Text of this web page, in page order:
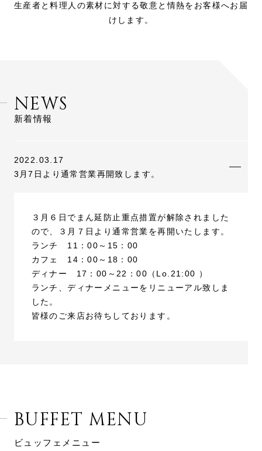
生産者と料理人の素材に対する敬意と情熱をお客様へお届
けします。
NEWS
新着情報
2022.03.17
3月7日より通常営業再開致します。
３月６日でまん延防止重点措置が解除されました
ので、３月７日より通常営業を再開いたします。
ランチ 11：00～15：00
カフェ 14：00～18：00
ディナー 17：00～22：00（Lo.21:00 ）
ランチ、ディナーメニューをリニューアル致しま
した。
皆様のご来店お待ちしております。
BUFFET MENU
ビュッフェメニュー